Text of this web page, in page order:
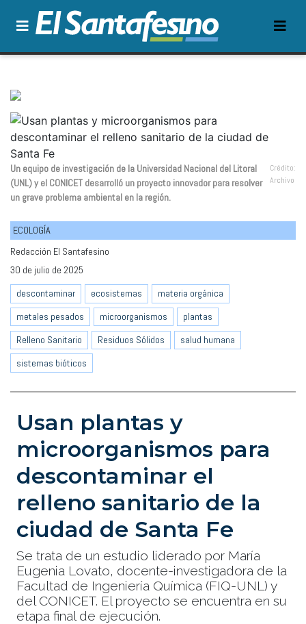
Un equipo de investigación de la Universidad Nacional del Litoral
(UNL) y el CONICET desarrolló un proyecto innovador para resolver
un grave problema ambiental en la región.
Crédito:
Archivo
ECOLOGÍA
Redacción El Santafesino
30 de julio de 2025
descontaminar
ecosistemas
materia orgánica
metales pesados
microorganismos
plantas
Relleno Sanitario
Residuos Sólidos
salud humana
sistemas bióticos
Usan plantas y
microorganismos para
descontaminar el
relleno sanitario de la
ciudad de Santa Fe
Se trata de un estudio liderado por María
Eugenia Lovato, docente-investigadora de la
Facultad de Ingeniería Química (FIQ-UNL) y
del CONICET. El proyecto se encuentra en su
etapa final de ejecución.